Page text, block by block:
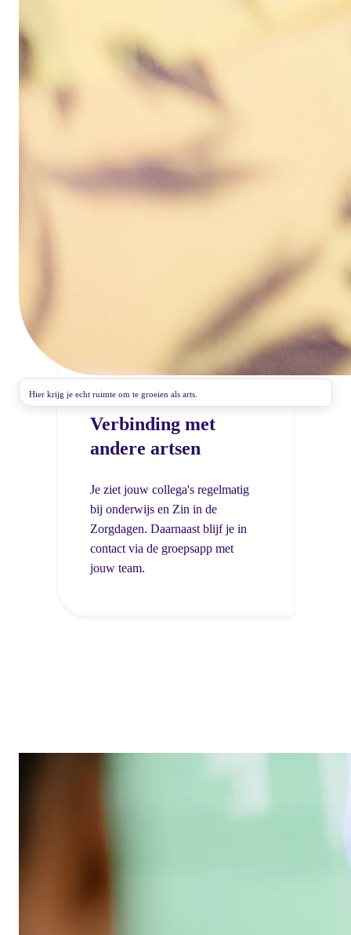
Hier krijg je echt ruimte om te groeien als arts.
Evenementen en
borrels
Wij organiseren regelmatig leuke
collega's op een laagdrempelige
Verbinding met
andere artsen
Je ziet jouw collega's regelmatig
bij onderwijs en Zin in de
Zorgdagen. Daarnaast blijf je in
contact via de groepsapp met
jouw team.